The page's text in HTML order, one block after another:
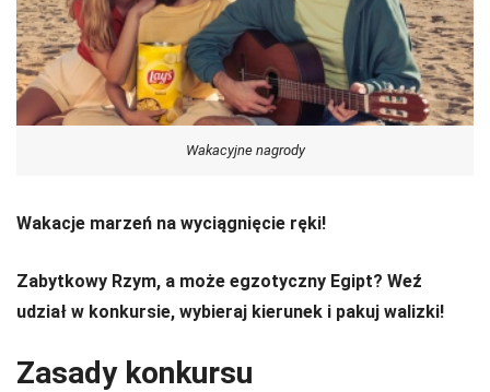
Wakacyjne nagrody
Wakacje marzeń na wyciągnięcie ręki!
Zabytkowy Rzym, a może egzotyczny Egipt? Weź
udział w konkursie, wybieraj kierunek i pakuj walizki!
Zasady konkursu